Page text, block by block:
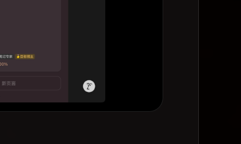
notion模版！用了这个可以不用找其他模版
阿拉丁神灯！提出的需求有在好好考虑并且真的
”